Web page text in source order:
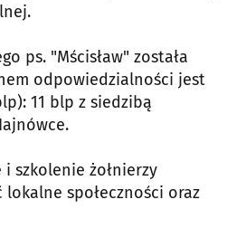
ps. "Mścisław" została
odpowiedzialności jest
11 blp z siedzibą
szkolenie żołnierzy
społeczności oraz